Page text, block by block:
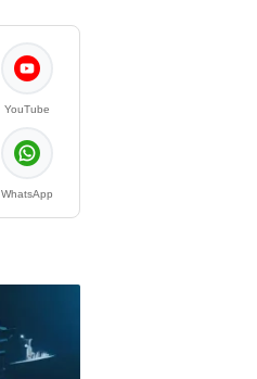
YouTube
WhatsApp